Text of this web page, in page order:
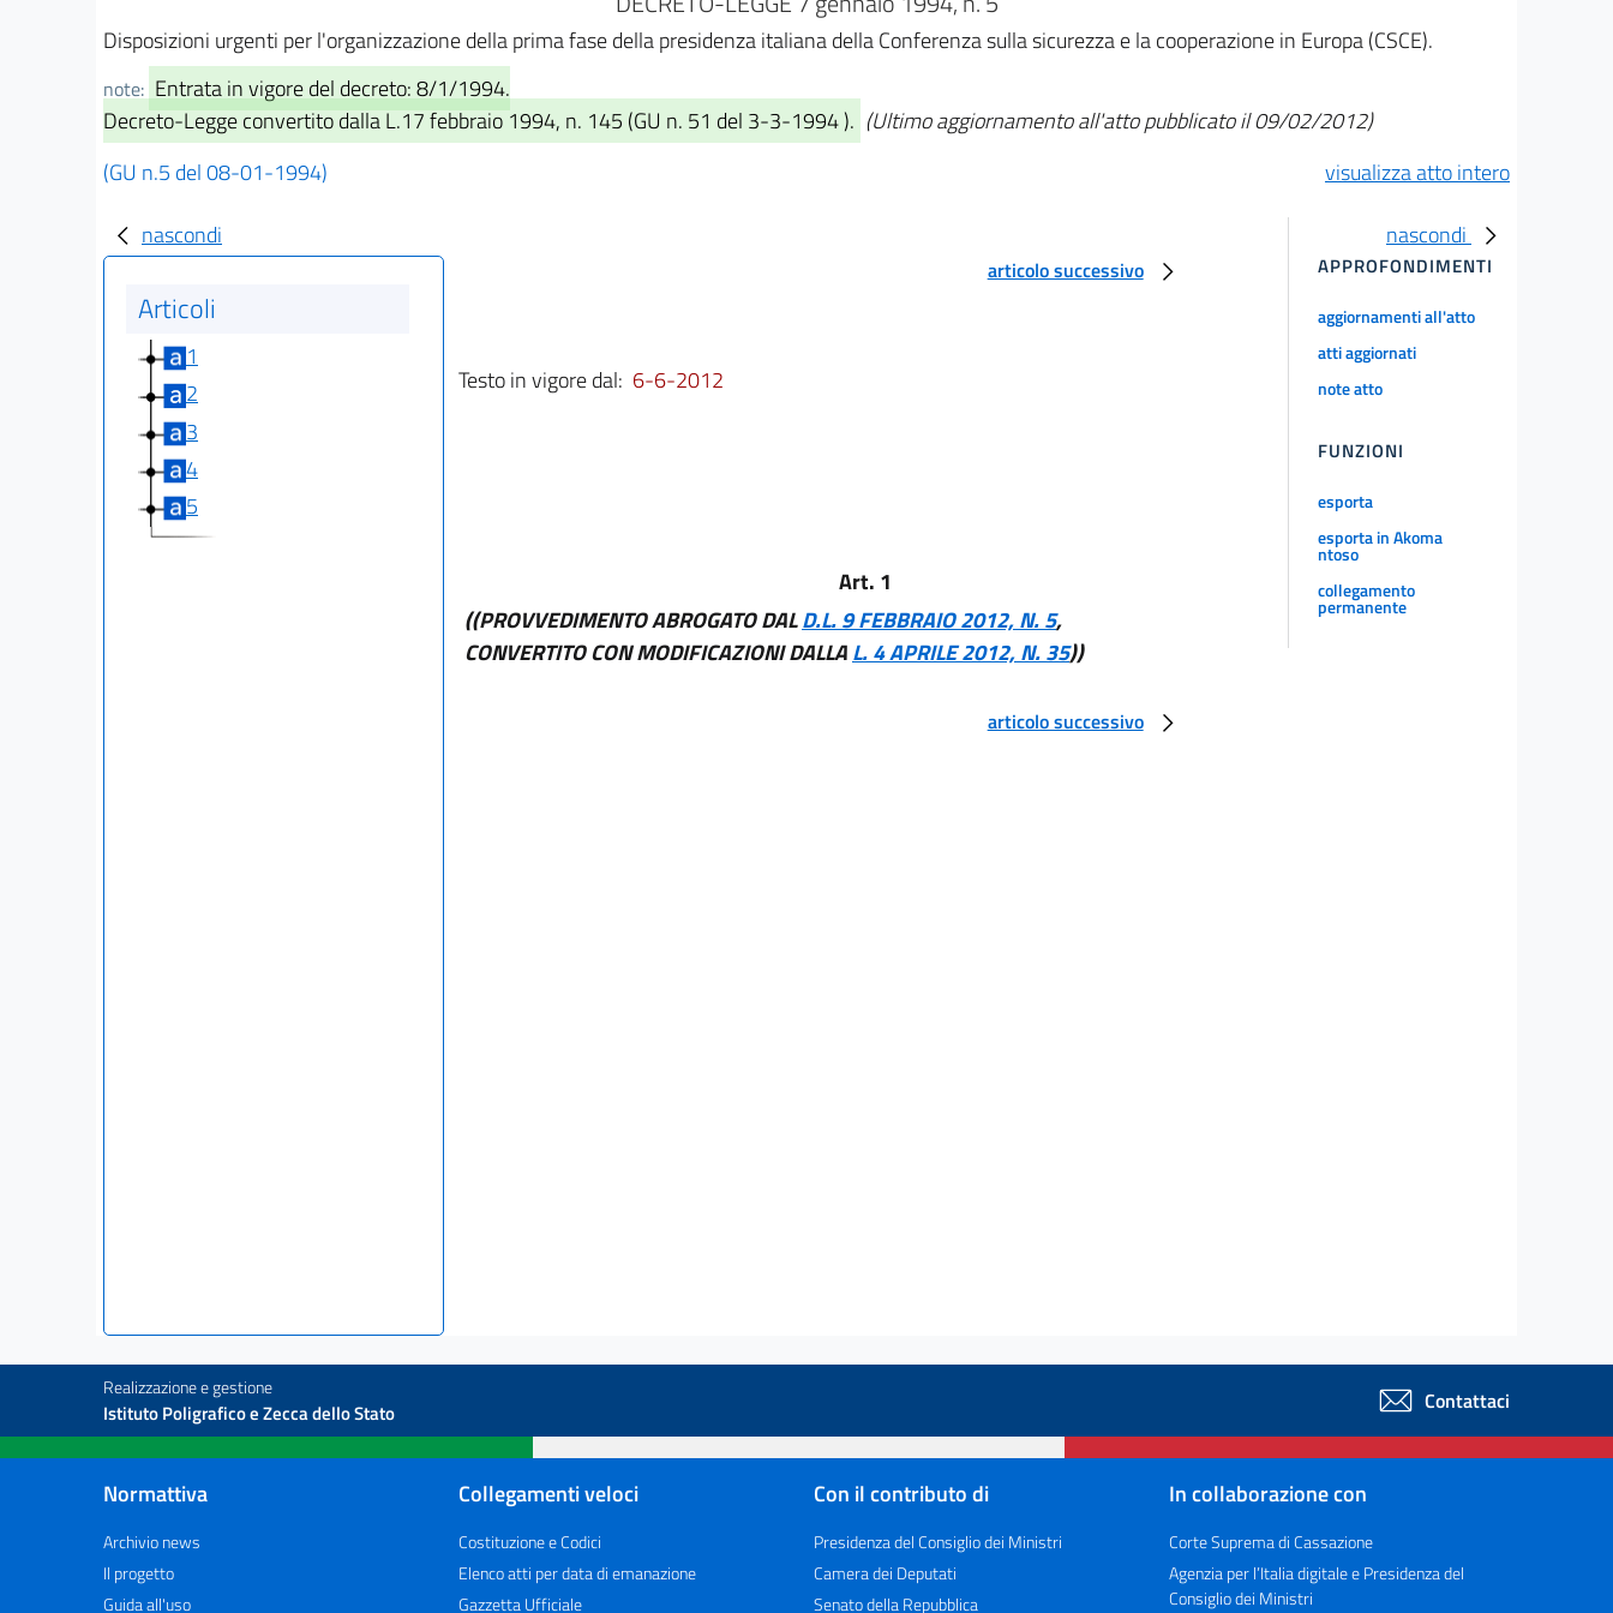
Disposizioni urgenti per l'organizzazione della prima fase della presidenza italiana della Conferenza sulla sicurezza e la cooperazione in Europa (CSCE).
note: Entrata in vigore del decreto: 8/1/1994.
Decreto-Legge convertito dalla L.17 febbraio 1994, n. 145 (GU n. 51 del 3-3-1994 ). (Ultimo aggiornamento all'atto pubblicato il 09/02/2012)
(GU n.5 del 08-01-1994)
visualizza atto intero
nascondi
Articoli
1
2
3
4
5
articolo successivo
Testo in vigore dal: 6-6-2012
Art. 1
((PROVVEDIMENTO ABROGATO DALD.L. 9 FEBBRAIO 2012, N. 5,
CONVERTITO CON MODIFICAZIONI DALLAL. 4 APRILE 2012, N. 35))
articolo successivo
nascondi
APPROFONDIMENTI
aggiornamenti all'atto
atti aggiornati
note atto
FUNZIONI
esporta
esporta in Akoma
ntoso
collegamento
permanente
Realizzazione e gestione
Istituto Poligrafico e Zecca dello Stato Contattaci
Normattiva
Archivio news
Il progetto
Guida all'uso
Collegamenti veloci
Costituzione e Codici
Elenco atti per data di emanazione
Gazzetta Ufficiale
Con il contributo di
Presidenza del Consiglio dei Ministri
Camera dei Deputati
Senato della Repubblica
In collaborazione con
Corte Suprema di Cassazione
Agenzia per l’Italia digitale e Presidenza del
Consiglio dei Ministri